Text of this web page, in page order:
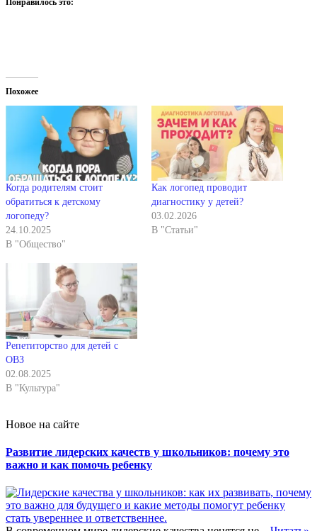
Понравилось это:
Похожее
Когда родителям стоит
обратиться к детскому
логопеду?
24.10.2025
В "Общество"
Как логопед проводит
диагностику у детей?
03.02.2026
В "Статьи"
Репетиторство для детей с
ОВЗ
02.08.2025
В "Культура"
Новое на сайте
Развитие лидерских качеств у школьников: почему это
важно и как помочь ребенку